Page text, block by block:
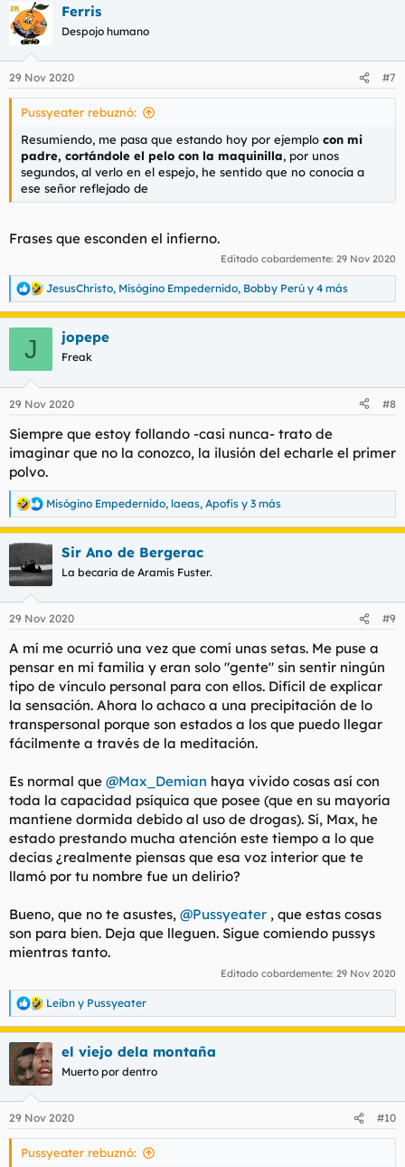
Estoy mas loco de lo normal?
Os ha pasado alguna vez?
Y lo mas importante, sabeis lo que es o como se llama?
Gracias!
Ferris
Despojo humano
29 Nov 2020 #7
Pussyeater rebuznó:
Resumiendo, me pasa que estando hoy por ejemplo con mi
padre, cortándole el pelo con la maquinilla, por unos
segundos, al verlo en el espejo, he sentido que no conocía a
ese señor reflejado de
Frases que esconden el infierno.
Editado cobardemente: 29 Nov 2020
R
e
e
:
JesusChristo, Misógino Empedernido, Bobby Perú y 4 más
J jopepe
Freak
29 Nov 2020 #8
Siempre que estoy follando -casi nunca- trato de
imaginar que no la conozco, la ilusión del echarle el primer
polvo.
R
e
a
c
i
e
:
Misógino Empedernido, laeas, Apofis y 3 más
Sir Ano de Bergerac
La becaria de Aramís Fuster.
29 Nov 2020 #9
A mí me ocurrió una vez que comí unas setas. Me puse a
pensar en mi familia y eran solo "gente" sin sentir ningún
tipo de vínculo personal para con ellos. Difícil de explicar
la sensación. Ahora lo achaco a una precipitación de lo
transpersonal porque son estados a los que puedo llegar
fácilmente a través de la meditación.
Es normal que @Max_Demian haya vivido cosas así con
toda la capacidad psíquica que posee (que en su mayoría
mantiene dormida debido al uso de drogas). Sí, Max, he
estado prestando mucha atención este tiempo a lo que
decías ¿realmente piensas que esa voz interior que te
llamó por tu nombre fue un delirio?
Bueno, que no te asustes, @Pussyeater , que estas cosas
son para bien. Deja que lleguen. Sigue comiendo pussys
mientras tanto.
Editado cobardemente: 29 Nov 2020
R
e
a
c
c
i
e
s
Leibn y Pussyeater
el viejo dela montaña
Muerto por dentro
29 Nov 2020 #10
Pussyeater rebuznó: